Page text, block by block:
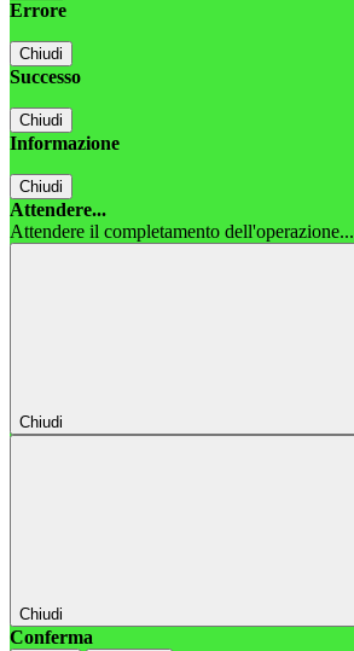
Errore
Chiudi
Successo
Chiudi
Informazione
Chiudi
Attendere...
Attendere il completamento dell'operazione...
Chiudi
Chiudi
Conferma